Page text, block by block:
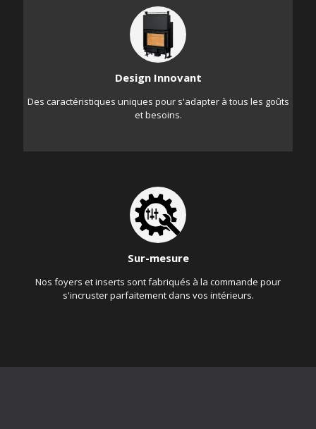
Design Innovant
Des caractéristiques uniques pour s'adapter à tous les goûts
et besoins.
Sur-mesure
Nos foyers et inserts sont fabriqués à la commande pour
s'incruster parfaitement dans vos intérieurs.